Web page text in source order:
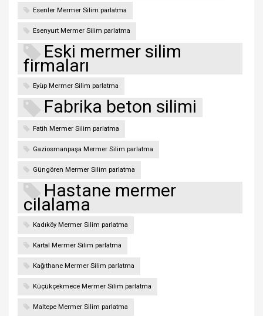
Esenler Mermer Silim parlatma
Esenyurt Mermer Silim parlatma
Eski mermer silim
firmaları
Eyüp Mermer Silim parlatma
Fabrika beton silimi
Fatih Mermer Silim parlatma
Gaziosmanpaşa Mermer Silim parlatma
Güngören Mermer Silim parlatma
Hastane mermer
cilalama
Kadıköy Mermer Silim parlatma
Kartal Mermer Silim parlatma
Kağıthane Mermer Silim parlatma
Küçükçekmece Mermer Silim parlatma
Maltepe Mermer Silim parlatma